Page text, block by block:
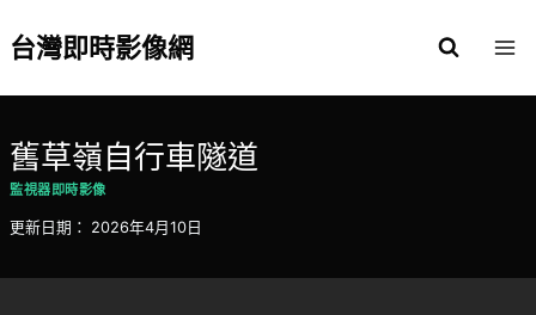
to台灣即時影像網
舊草嶺自行車隧道
監視器即時影像
更新日期： 2026年4月10日